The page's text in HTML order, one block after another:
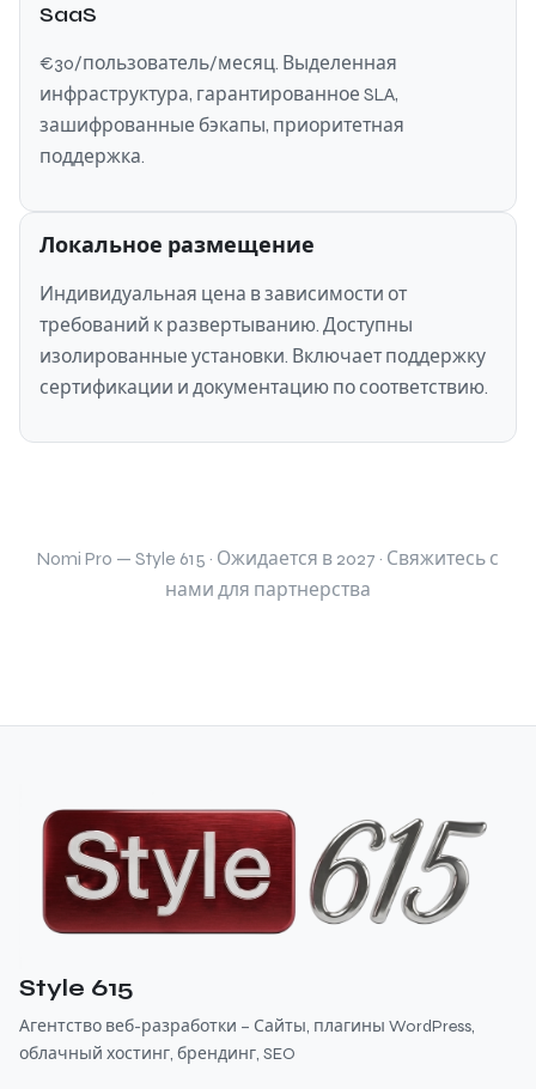
SaaS
€30/пользователь/месяц. Выделенная
инфраструктура, гарантированное SLA,
зашифрованные бэкапы, приоритетная
поддержка.
Локальное размещение
Индивидуальная цена в зависимости от
требований к развертыванию. Доступны
изолированные установки. Включает поддержку
сертификации и документацию по соответствию.
Nomi Pro — Style 615 · Ожидается в 2027 · Свяжитесь с
нами для партнерства
Style 615
Агентство веб-разработки – Сайты, плагины WordPress,
облачный хостинг, брендинг, SEO